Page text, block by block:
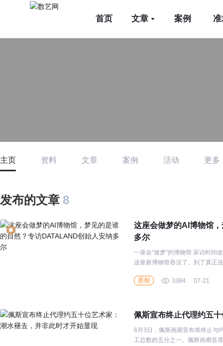
首页 文章 案例
主页 资料 文章 案例 活动 更多
发布的文章 8
这座会做梦的AI博物馆
多尔
一座会“做梦”的博物馆 采访时间
这座新博物馆吞没了。到了真正
会出现。这话听上去像一个隐喻
出
原创 3384 07-21
佩斯宣布终止代理约五
6月3日，佩斯画廊宣布将终止与
工总数的五分之一。佩斯画廊首